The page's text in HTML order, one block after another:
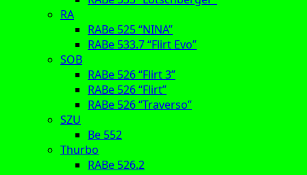
RA
RABe 525 “NINA”
RABe 533.7 “Flirt Evo”
SOB
RABe 526 “Flirt 3”
RABe 526 “Flirt”
RABe 526 “Traverso”
SZU
Be 552
Thurbo
RABe 526.2